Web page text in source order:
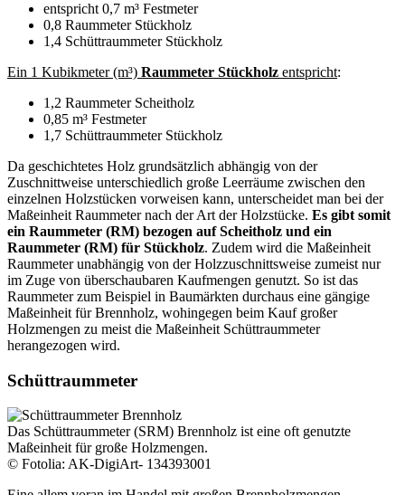
entspricht 0,7 m³ Festmeter
0,8 Raummeter Stückholz
1,4 Schüttraummeter Stückholz
Ein 1 Kubikmeter (m³) Raummeter Stückholz entspricht:
1,2 Raummeter Scheitholz
0,85 m³ Festmeter
1,7 Schüttraummeter Stückholz
Da geschichtetes Holz grundsätzlich abhängig von der
Zuschnittweise unterschiedlich große Leerräume zwischen den
einzelnen Holzstücken vorweisen kann, unterscheidet man bei der
Maßeinheit Raummeter nach der Art der Holzstücke. Es gibt somit
ein Raummeter (RM) bezogen auf Scheitholz und ein
Raummeter (RM) für Stückholz. Zudem wird die Maßeinheit
Raummeter unabhängig von der Holzzuschnittsweise zumeist nur
im Zuge von überschaubaren Kaufmengen genutzt. So ist das
Raummeter zum Beispiel in Baumärkten durchaus eine gängige
Maßeinheit für Brennholz, wohingegen beim Kauf großer
Holzmengen zu meist die Maßeinheit Schüttraummeter
herangezogen wird.
Schüttraummeter
Das Schüttraummeter (SRM) Brennholz ist eine oft genutzte
Maßeinheit für große Holzmengen.
© Fotolia: AK-DigiArt- 134393001